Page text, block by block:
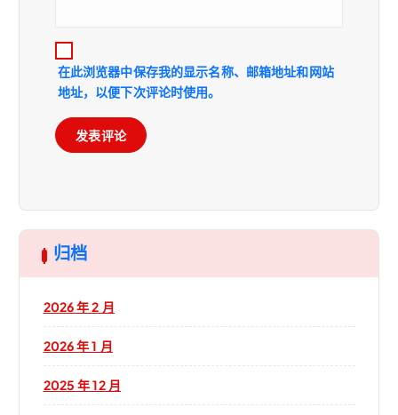
在此浏览器中保存我的显示名称、邮箱地址和网站
地址，以便下次评论时使用。
归档
2026 年 2 月
2026 年 1 月
2025 年 12 月